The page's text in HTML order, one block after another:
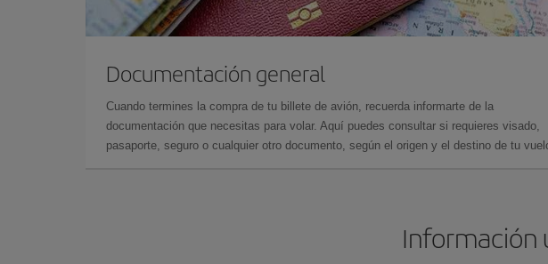
Documentación general
Cuando termines la compra de tu billete de avión, recuerda informarte de la
documentación que necesitas para volar. Aquí puedes consultar si requieres visado,
pasaporte, seguro o cualquier otro documento, según el origen y el destino de tu
Información